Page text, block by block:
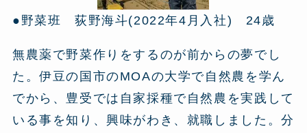
●野菜班 荻野海斗(2022年4月入社) 24歳
無農薬で野菜作りをするのが前からの夢でし
た。伊豆の国市のМОAの大学で自然農を学ん
でから、豊受では自家採種で自然農を実践して
いる事を知り、興味がわき、就職しました。分